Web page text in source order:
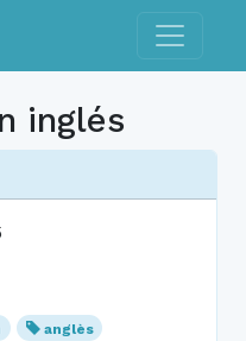
Toggle
inglés
anglès